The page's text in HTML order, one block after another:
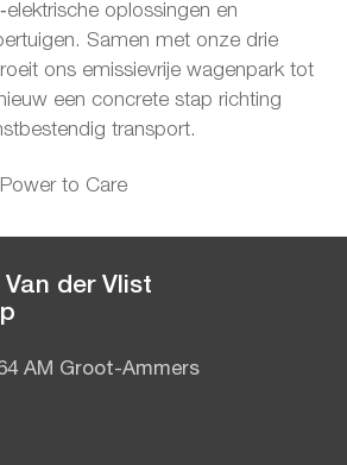
oplossingen en
Samen met onze drie
ons emissievrije wagenpark tot
een concrete stap richting
transport.
to Care
der Vlist
AM Groot-Ammers